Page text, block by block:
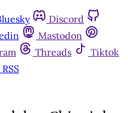
Discord
Mastodon
Threads
Tiktok
RSS